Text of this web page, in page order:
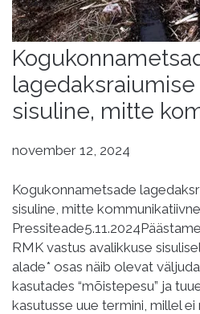
sisuline, mitte
november 12, 2024
Kogukonnametsade
sisuline, mitte kommunikatiivne
RMK vastus avalikkuse
alade* osas näib olevat
kasutades “mõistepesu” ja
kasutusse uue termini, millel